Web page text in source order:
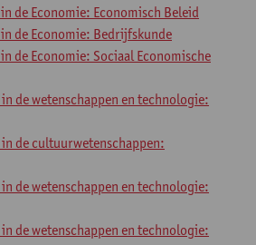
de Economie: Economisch Beleid
de Economie: Bedrijfskunde
de Economie: Sociaal Economische
de wetenschappen en technologie:
in de cultuurwetenschappen:
de wetenschappen en technologie:
de wetenschappen en technologie: